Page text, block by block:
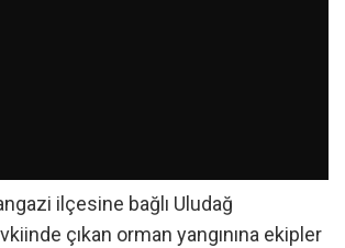
ilçesine bağlı Uludağ
çıkan orman yangınına ekipler